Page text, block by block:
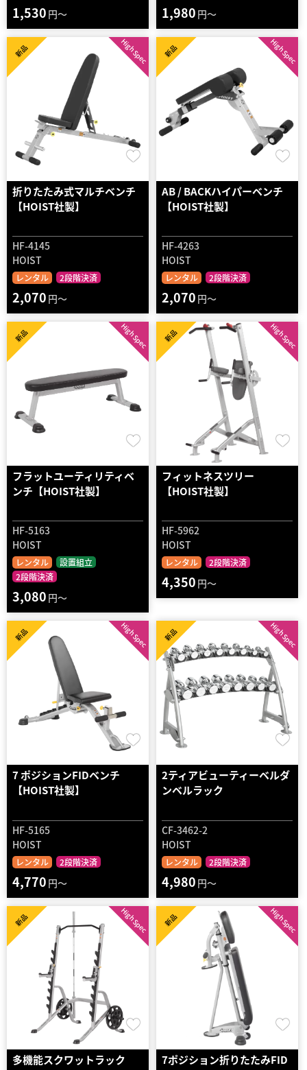
1,530 円～ 1,980 円～
折りたたみ式マルチベンチ
【HOIST社製】
HF-4145
HOIST
レンタル 2段階決済
High Spec
新品
2,070 円～
AB / BACKハイパーベンチ
【HOIST社製】
HF-4263
HOIST
レンタル 2段階決済
High Spec
新品
2,070 円～
フラットユーティリティベ
ンチ【HOIST社製】
HF-5163
HOIST
レンタル
設置組立
2段階決済
High Spec
新品
3,080 円～
フィットネスツリー
【HOIST社製】
HF-5962
HOIST
レンタル 2段階決済
High Spec
新品
4,350 円～
7 ポジションFIDベンチ
【HOIST社製】
HF-5165
HOIST
レンタル 2段階決済
High Spec
新品
4,770 円～
2ティアビューティーベルダ
ンベルラック
CF-3462-2
HOIST
レンタル 2段階決済
High Spec
新品
4,980 円～
多機能スクワットラック
High Spec
新品
7ポジション折りたたみFID
High Spec
新品